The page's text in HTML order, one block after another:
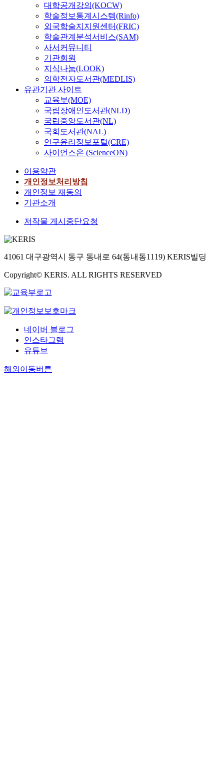
대학공개강의(KOCW)
학술정보통계시스템(Rinfo)
외국학술지지원센터(FRIC)
학술관계분석서비스(SAM)
사서커뮤니티
기관회원
지식나눔(LOOK)
의학전자도서관(MEDLIS)
유관기관 사이트
교육부(MOE)
국립장애인도서관(NLD)
국립중앙도서관(NL)
국회도서관(NAL)
연구윤리정보포털(CRE)
사이언스온 (ScienceON)
이용약관
개인정보처리방침
개인정보 재동의
기관소개
저작물 게시중단요청
41061 대구광역시 동구 동내로 64(동내동1119) KERIS빌딩
Copyright© KERIS. ALL RIGHTS RESERVED
네이버 블로그
인스타그램
유튜브
해외이동버튼